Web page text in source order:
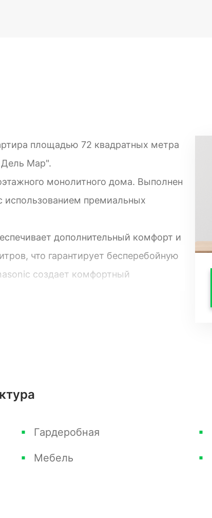
площадью 72 квадратных метра
Мар".
монолитного дома. Выполнен
использованием премиальных
дополнительный комфорт и
что гарантирует бесперебойную
создает комфортный
системой хранения позволяет
ею несколько раз, в аренду не
квартиры и отсутствие каких-
Гардеробная
Мебель